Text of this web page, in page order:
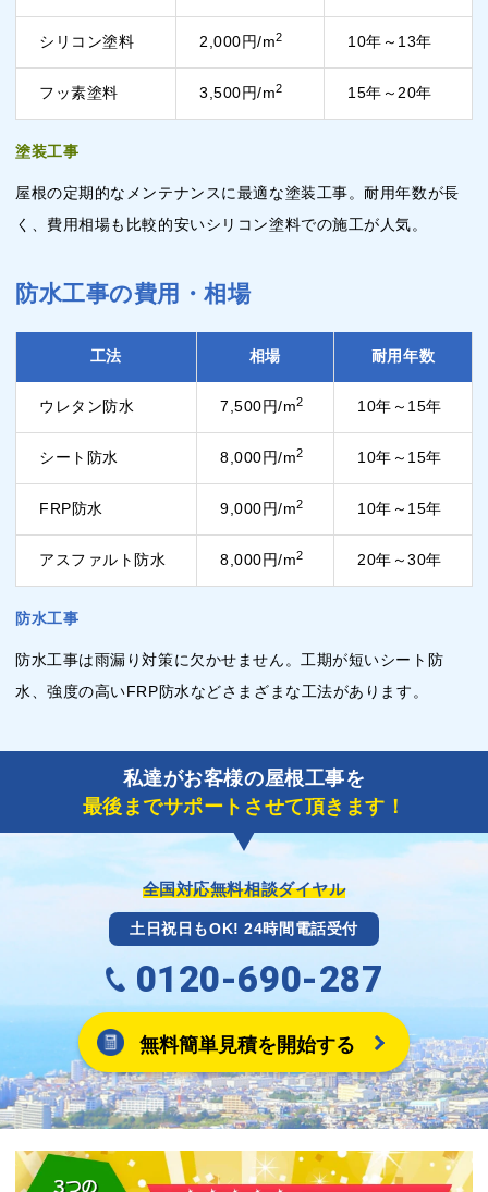
シリコン塗料 2,000円/m2 10年～13年
フッ素塗料 3,500円/m2 15年～20年
塗装工事
屋根の定期的なメンテナンスに最適な塗装工事。耐用年数が長
く、費用相場も比較的安いシリコン塗料での施工が人気。
防水工事の費用・相場
工法 相場 耐用年数
ウレタン防水 7,500円/m2 10年～15年
シート防水 8,000円/m2 10年～15年
FRP防水 9,000円/m2 10年～15年
アスファルト防水 8,000円/m2 20年～30年
防水工事
防水工事は雨漏り対策に欠かせません。工期が短いシート防
水、強度の高いFRP防水などさまざまな工法があります。
私達がお客様の屋根工事を
最後までサポートさせて頂きます！
全国対応無料相談ダイヤル
土日祝日もOK! 24時間電話受付
0120-690-287
無料簡単見積を開始する